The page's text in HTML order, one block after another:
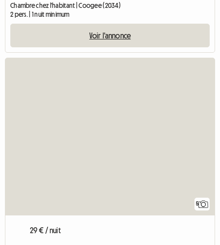
Chambre chez l'habitant | Coogee (2034)
2 pers. | 1 nuit minimum
Voir l'annonce
5
29 € / nuit